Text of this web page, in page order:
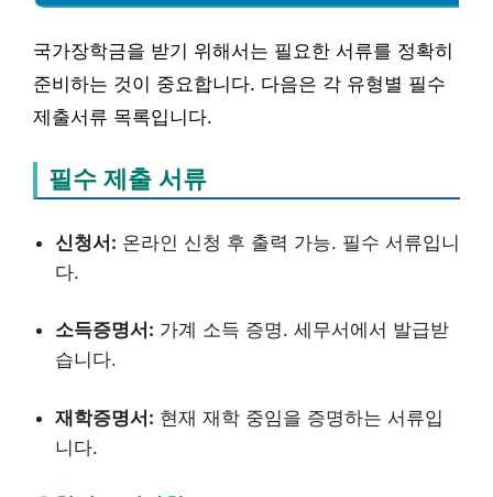
국가장학금을 받기 위해서는 필요한 서류를 정확히
준비하는 것이 중요합니다. 다음은 각 유형별 필수
제출서류 목록입니다.
필수 제출 서류
신청서: 온라인 신청 후 출력 가능. 필수 서류입니
다.
소득증명서: 가계 소득 증명. 세무서에서 발급받
습니다.
재학증명서: 현재 재학 중임을 증명하는 서류입
니다.